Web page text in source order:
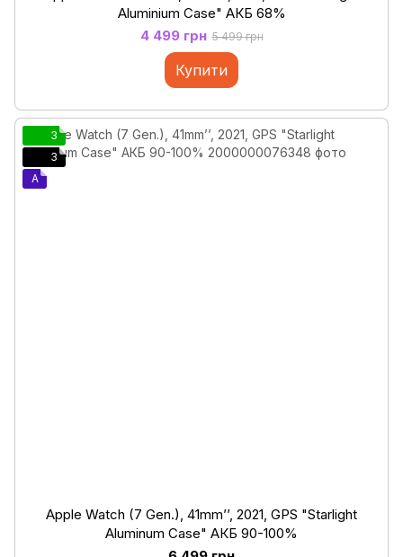
Aluminium Case" АКБ 68%
4 499 грн 5 499 грн
Купити
3
3
A
Apple Watch (7 Gen.), 41mm’’, 2021, GPS "Starlight
Aluminum Case" АКБ 90-100%